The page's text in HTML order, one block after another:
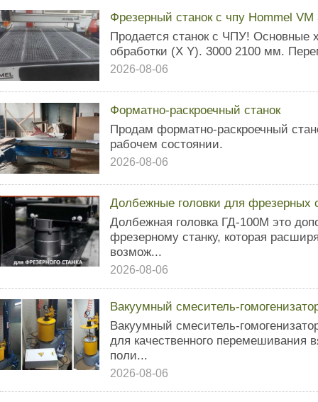
Фрезерный станок с чпу Hommel VM
Продается станок с ЧПУ! Основные
обработки (X Y). 3000 2100 мм.
2026-08-06
Форматно-раскроечный станок
Продам форматно-раскроечный
рабочем состоянии.
2026-08-06
Долбежные головки для фрезерных
Долбежная головка ГД-100М это
фрезерному станку, которая
возмож...
2026-08-06
Вакуумный смеситель-
Вакуумный смеситель-
для качественного перемешивания
поли...
2026-08-06